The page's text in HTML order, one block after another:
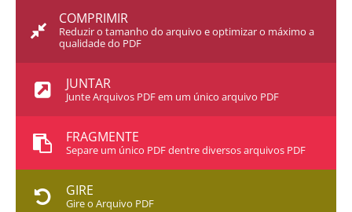
COMPRIMIR
Reduzir o tamanho do arquivo e optimizar o máximo a
qualidade do PDF
JUNTAR
Junte Arquivos PDF em um único arquivo PDF
FRAGMENTE
Separe um único PDF dentre diversos arquivos PDF
GIRE
Gire o Arquivo PDF